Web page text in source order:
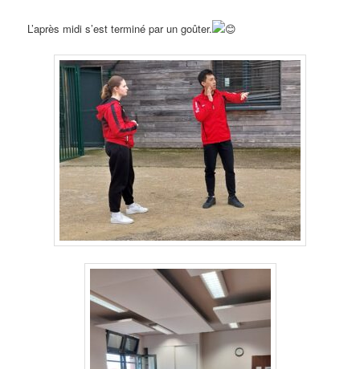
L’après midi s’est terminé par un goûter.